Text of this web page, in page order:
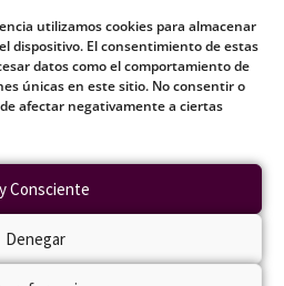
utilizamos cookies para almacenar
dispositivo. El consentimiento de estas
datos como el comportamiento de
únicas en este sitio. No consentir o
afectar negativamente a ciertas
Consciente
Denegar